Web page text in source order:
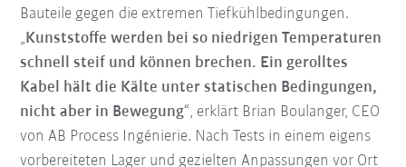
Bauteile gegen die extremen Tiefkühlbedingungen.
„Kunststoffe werden bei so niedrigen Temperaturen
schnell steif und können brechen. Ein gerolltes
Kabel hält die Kälte unter statischen Bedingungen,
nicht aber in Bewegung“, erklärt Brian Boulanger, CEO
von AB Process Ingénierie. Nach Tests in einem eigens
vorbereiteten Lager und gezielten Anpassungen vor Ort